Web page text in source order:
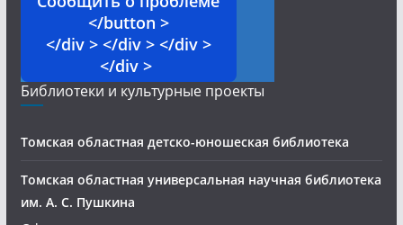
</button >
</div > </div > </div >
</div >
Библиотеки и культурные проекты
Томская областная детско-юношеская библиотека
Томская областная универсальная научная библиотека
им. А. С. Пушкина